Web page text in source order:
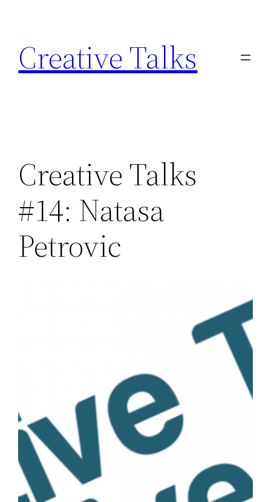
content
Creative Talks
Creative Talks
#14: Natasa
Petrovic